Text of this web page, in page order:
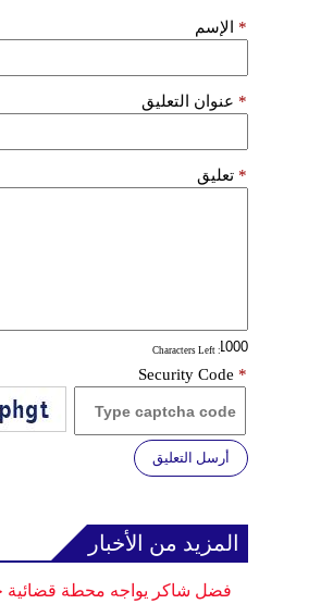
الإسم *
عنوان التعليق *
تعليق *
: Characters Left
Security Code *
أرسل التعليق
المزيد من الأخبار
فضل شاكر يواجه محطة قضائية